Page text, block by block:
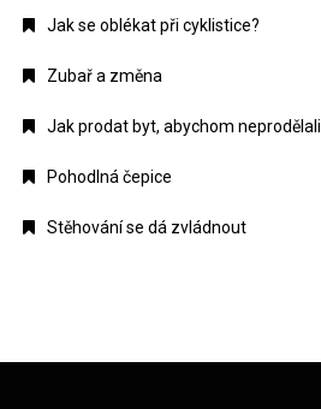
Jak se oblékat při cyklistice?
Zubař a změna
Jak prodat byt, abychom neprodělali
Pohodlná čepice
Stěhování se dá zvládnout